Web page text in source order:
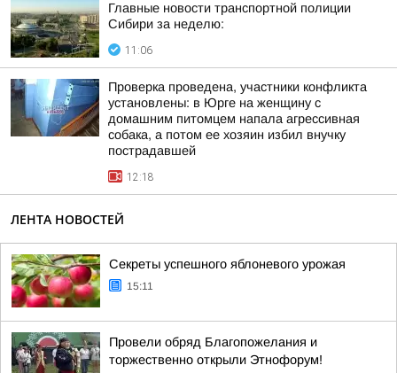
Главные новости транспортной полиции
Сибири за неделю:
11:06
Проверка проведена, участники конфликта
установлены: в Юрге на женщину с
домашним питомцем напала агрессивная
собака, а потом ее хозяин избил внучку
пострадавшей
12:18
ЛЕНТА НОВОСТЕЙ
Секреты успешного яблоневого урожая
15:11
Провели обряд Благопожелания и
торжественно открыли Этнофорум!